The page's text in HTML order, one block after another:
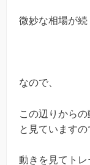
微妙な相場が続
なので、
この辺りから
と見ていますの
動きを見てトレ